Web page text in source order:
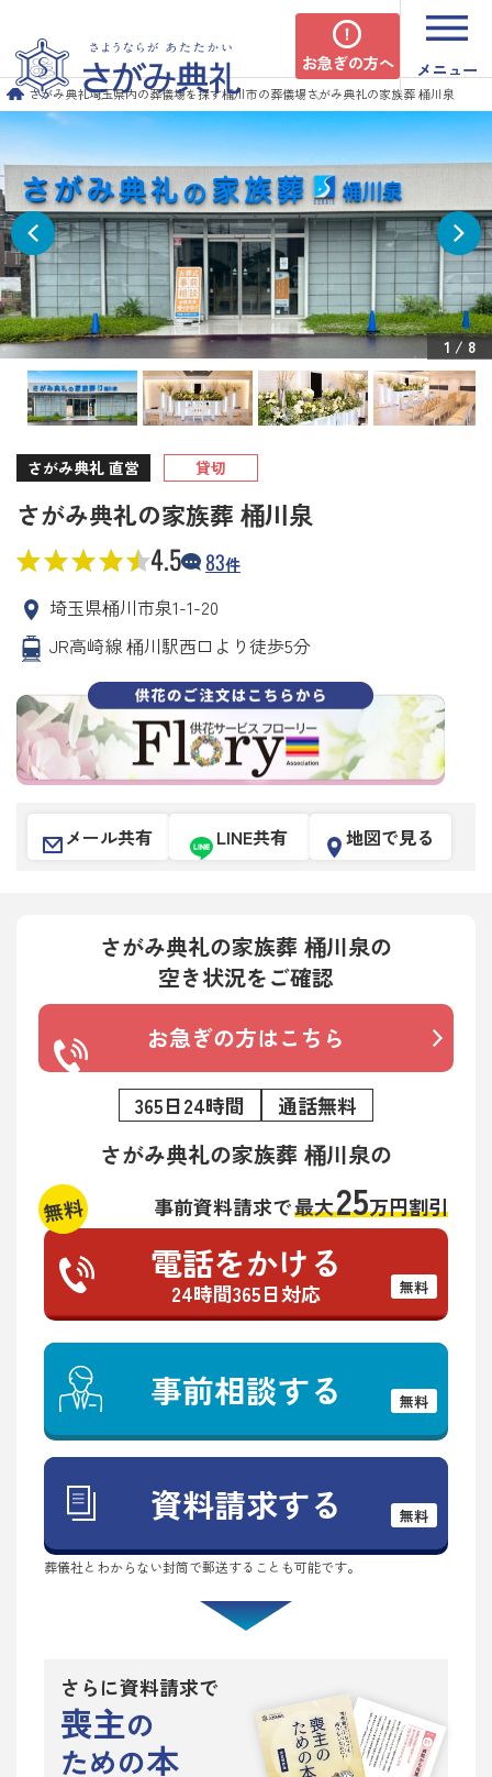
お急ぎの方へ メニュー
さがみ典礼埼玉県内の葬儀場を探す桶川市の葬儀場さがみ典礼の家族葬 桶川泉
さがみ典礼 直営 貸切
さがみ典礼の家族葬 桶川泉
4.5 83件
埼玉県桶川市泉1-1-20
JR高崎線 桶川駅西口より徒歩5分
メール共有 LINE共有 地図で見る
1 / 8
さがみ典礼の家族葬 桶川泉の
空き状況をご確認
お急ぎの方はこちら
365日24時間 通話無料
さがみ典礼の家族葬 桶川泉の
無料 事前資料請求で最大25万円割引
電話をかける
24時間365日対応 無料
事前相談する 無料
資料請求する 無料
葬儀社とわからない封筒で郵送することも可能です。
さらに資料請求で
喪主の
ための本